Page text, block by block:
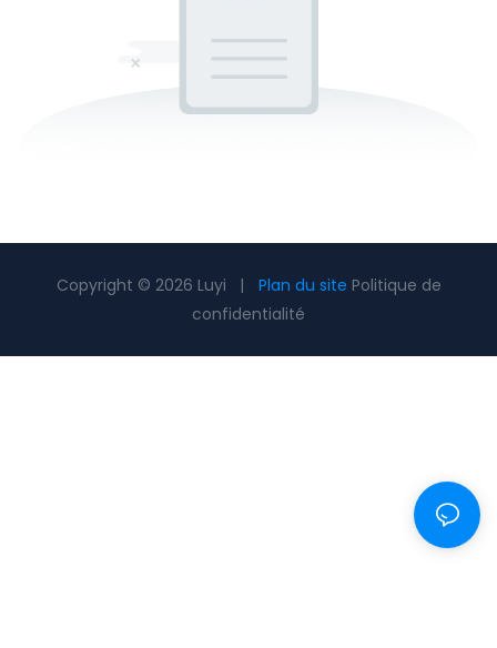
Copyright © 2026 Luyi | Plan du site Politique de
confidentialité